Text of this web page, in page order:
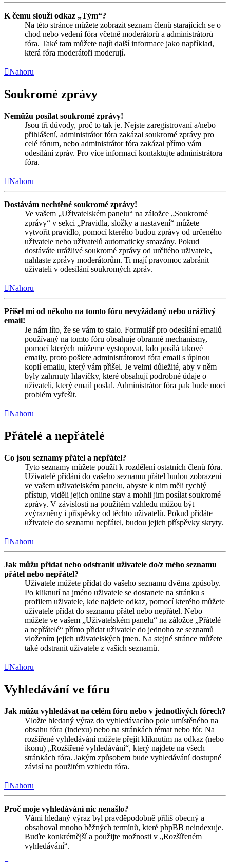
K čemu slouží odkaz „Tým“?
Na této stránce můžete zobrazit seznam členů starajících se o
chod nebo vedení fóra včetně moderátorů a administrátorů
fóra. Také tam můžete najít další informace jako například,
která fóra moderátoři moderují.
Nahoru
Soukromé zprávy
Nemůžu posílat soukromé zprávy!
Jsou tři důvody, proč to tak je. Nejste zaregistrovaní a/nebo
přihlášení, administrátor fóra zakázal soukromé zprávy pro
celé fórum, nebo administrátor fóra zakázal přímo vám
odesílání zpráv. Pro více informací kontaktujte administrátora
fóra.
Nahoru
Dostávám nechtěné soukromé zprávy!
Ve vašem „Uživatelském panelu“ na záložce „Soukromé
zprávy“ v sekci „Pravidla, složky a nastavení“ můžete
vytvořit pravidlo, pomocí kterého budou zprávy od určeného
uživatele nebo uživatelů automaticky smazány. Pokud
dostáváte urážlivé soukromé zprávy od určitého uživatele,
nahlaste zprávy moderátorům. Ti mají pravomoc zabránit
uživateli v odesílání soukromých zpráv.
Nahoru
Přišel mi od někoho na tomto fóru nevyžádaný nebo urážlivý
email!
Je nám líto, že se vám to stalo. Formulář pro odesílání emailů
používaný na tomto fóru obsahuje obranné mechanismy,
pomocí kterých můžeme vystopovat, kdo posílá takové
emaily, proto pošlete administrátorovi fóra email s úplnou
kopií emailu, který vám přišel. Je velmi důležité, aby v něm
byly zahrnuty hlavičky, které obsahují podrobné údaje o
uživateli, který email poslal. Administrátor fóra pak bude moci
problém vyřešit.
Nahoru
Přátelé a nepřátelé
Co jsou seznamy přátel a nepřátel?
Tyto seznamy můžete použít k rozdělení ostatních členů fóra.
Uživatelé přidáni do vašeho seznamu přátel budou zobrazeni
ve vašem uživatelském panelu, abyste k nim měli rychlý
přístup, viděli jejich online stav a mohli jim posílat soukromé
zprávy. V závislosti na použitém vzhledu můžou být
zvýrazněny i příspěvky od těchto uživatelů. Pokud přidáte
uživatele do seznamu nepřátel, budou jejich příspěvky skryty.
Nahoru
Jak můžu přidat nebo odstranit uživatele do/z mého seznamu
přátel nebo nepřátel?
Uživatele můžete přidat do vašeho seznamu dvěma způsoby.
Po kliknutí na jméno uživatele se dostanete na stránku s
profilem uživatele, kde najdete odkaz, pomocí kterého můžete
uživatele přidat do seznamu přátel nebo nepřátel. Nebo
můžete ve vašem „Uživatelském panelu“ na záložce „Přátelé
a nepřátelé“ přímo přidat uživatele do jednoho ze seznamů
vložením jejich uživatelských jmen. Na stejné stránce můžete
také odstranit uživatele z vašich seznamů.
Nahoru
Vyhledávání ve fóru
Jak můžu vyhledávat na celém fóru nebo v jednotlivých fórech?
Vložte hledaný výraz do vyhledávacího pole umístěného na
obsahu fóra (indexu) nebo na stránkách témat nebo fór. Na
rozšířené vyhledávání můžete přejít kliknutím na odkaz (nebo
ikonu) „Rozšířené vyhledávání“, který najdete na všech
stránkách fóra. Jakým způsobem bude vyhledávání dostupné
závisí na použitém vzhledu fóra.
Nahoru
Proč moje vyhledávání nic nenašlo?
Vámi hledaný výraz byl pravděpodobně příliš obecný a
obsahoval mnoho běžných termínů, které phpBB neindexuje.
Buďte konkrétnější a použijte možnosti v „Rozšířeném
vyhledávání“.